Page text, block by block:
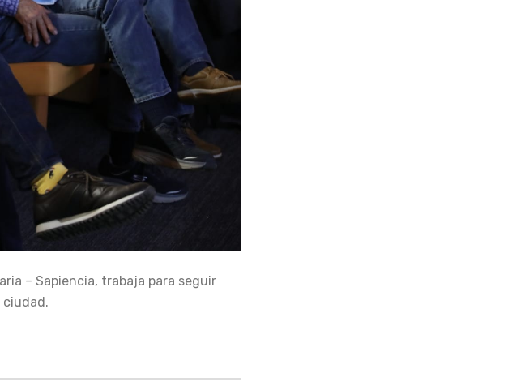
– Sapiencia, trabaja para seguir
ciudad.